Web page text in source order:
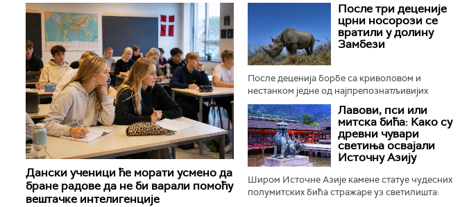
Дански ученици ће морати усмено да
бране радове да не би варали помоћу
вештачке интелигенције
После три деценије
црни носорози се
вратили у долину
Замбези
После деценија борбе са криволовом и
нестанком једне од најпрепознатљивијих
афричких животиња, црни носорози поново
корачају долином Замбези. Њихов повратак...
Лавови, пси или
митска бића: Како су
древни чувари
светиња освајали
Источну Азију
Широм Источне Азије камене статуе чудесних
полумитских бића стражаре уз светилишта: